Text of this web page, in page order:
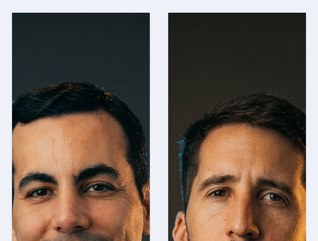
Managing Partner
de CDI Capital.
Head of CDI
Capital, encabeza
la unidad de
Asesoramiento
Patrimonial
Integral. Expertise